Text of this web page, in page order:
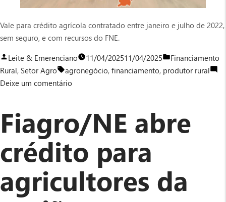
Vale para crédito agrícola contratado entre janeiro e julho de 2022,
sem seguro, e com recursos do FNE.
Publicado
por
Leite & Emerenciano 11/04/202511/04/2025
Publicado
em
Financiamento
Rural, Setor Agro Tags:
agronegócio, financiamento, produtor rural
Deixe um comentário
renegociação
de
de
custeio
agrícola
Fiagro/NE abre
crédito para
agricultores da